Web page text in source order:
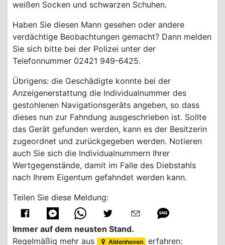
weißen Socken und schwarzen Schuhen.
Haben Sie diesen Mann gesehen oder andere
verdächtige Beobachtungen gemacht? Dann melden
Sie sich bitte bei der Polizei unter der
Telefonnummer 02421 949-6425.
Übrigens: die Geschädigte konnte bei der
Anzeigenerstattung die Individualnummer des
gestohlenen Navigationsgeräts angeben, so dass
dieses nun zur Fahndung ausgeschrieben ist. Sollte
das Gerät gefunden werden, kann es der Besitzerin
zugeordnet und zurückgegeben werden. Notieren
auch Sie sich die Individualnummern Ihrer
Wertgegenstände, damit im Falle des Diebstahls
nach Ihrem Eigentum gefahndet werden kann.
Teilen Sie diese Meldung:
Immer auf dem neusten Stand.
Regelmäßig mehr aus
Aldenhoven
erfahren: